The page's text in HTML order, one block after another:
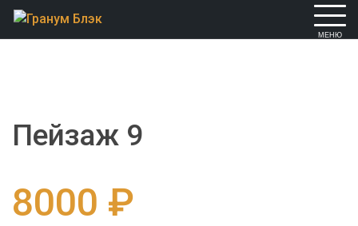
Skip
Пейзаж 9
8000 ₽